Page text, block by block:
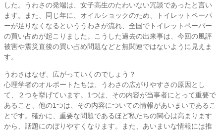
した。うわさの発端は、女子高生のたわいない冗談であったと言い
ます。また、同じ年に、オイルショックのため、トイレットペーパ
ーが足りなくなるといううわさが流れ、全国でトイレットペーパー
の買い占めが起こりました。こうした過去の出来事は、今回の風評
被害や震災直後の買い占め問題などと無関連ではないように見えま
す。
うわさはなぜ、広がっていくのでしょう？
心理学者のオルポートたちは、うわさの広がりやすさの原因とし
て、２つを挙げています。1つは、その内容が当事者にとって重要で
あること、他の1つは、その内容についての情報があいまいであるこ
とです。確かに、重要な問題であるほど私たちの関心は高まります
から、話題にのぼりやすくなります。また、あいまいな情報には推